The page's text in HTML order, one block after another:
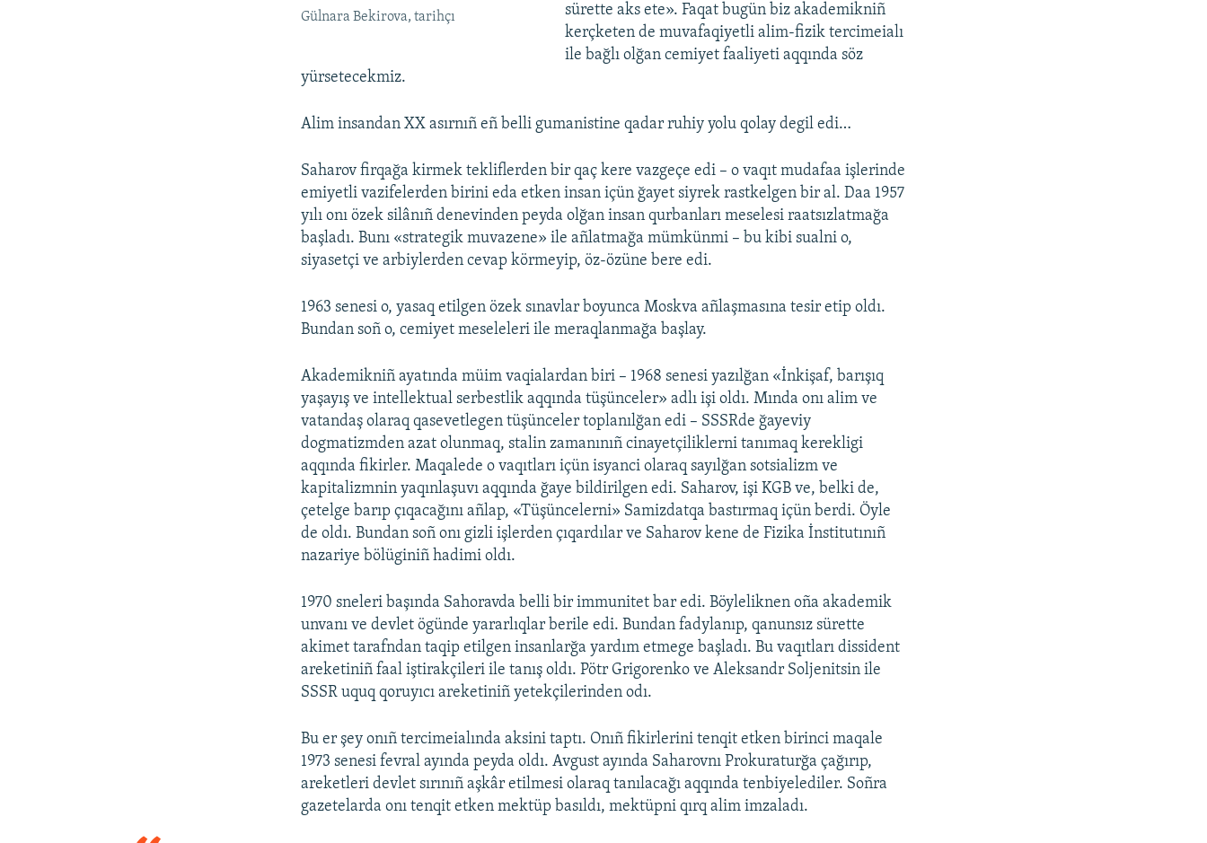
Gülnara Bekirova, tarihçı
sürette aks ete». Faqat bugün biz akademikniñ
kerçketen de muvafaqiyetli alim-fizik tercimeialı
ile bağlı olğan cemiyet faaliyeti aqqında söz
yürsetecekmiz.
Alim insandan XX asırnıñ eñ belli gumanistine qadar ruhiy yolu qolay degil edi…
Saharov firqağa kirmek tekliflerden bir qaç kere vazgeçe edi – o vaqıt mudafaa işlerinde
emiyetli vazifelerden birini eda etken insan içün ğayet siyrek rastkelgen bir al. Daa 1957
yılı onı özek silânıñ denevinden peyda olğan insan qurbanları meselesi raatsızlatmağa
başladı. Bunı «strategik muvazene» ile añlatmağa mümkünmi – bu kibi sualni o,
siyasetçi ve arbiylerden cevap körmeyip, öz-özüne bere edi.
1963 senesi o, yasaq etilgen özek sınavlar boyunca Moskva añlaşmasına tesir etip oldı.
Bundan soñ o, cemiyet meseleleri ile meraqlanmağa başlay.
Akademikniñ ayatında müim vaqialardan biri – 1968 senesi yazılğan «İnkişaf, barışıq
yaşayış ve intellektual serbestlik aqqında tüşünceler» adlı işi oldı. Mında onı alim ve
vatandaş olaraq qasevetlegen tüşünceler toplanılğan edi – SSSRde ğayeviy
dogmatizmden azat olunmaq, stalin zamanınıñ cinayetçiliklerni tanımaq kerekligi
aqqında fikirler. Maqalede o vaqıtları içün isyanci olaraq sayılğan sotsializm ve
kapitalizmnin yaqınlaşuvı aqqında ğaye bildirilgen edi. Saharov, işi KGB ve, belki de,
çetelge barıp çıqacağını añlap, «Tüşüncelerni» Samizdatqa bastırmaq içün berdi. Öyle
de oldı. Bundan soñ onı gizli işlerden çıqardılar ve Saharov kene de Fizika İnstitutınıñ
nazariye bölüginiñ hadimi oldı.
1970 sneleri başında Sahoravda belli bir immunitet bar edi. Böyleliknen oña akademik
unvanı ve devlet ögünde yararlıqlar berile edi. Bundan fadylanıp, qanunsız sürette
akimet tarafndan taqip etilgen insanlarğa yardım etmege başladı. Bu vaqıtları dissident
areketiniñ faal iştirakçileri ile tanış oldı. Pötr Grigorenko ve Aleksandr Soljenitsin ile
SSSR uquq qoruyıcı areketiniñ yetekçilerinden odı.
Bu er şey onıñ tercimeialında aksini taptı. Onıñ fikirlerini tenqit etken birinci maqale
1973 senesi fevral ayında peyda oldı. Avgust ayında Saharovnı Prokuraturğa çağırıp,
areketleri devlet sırınıñ aşkâr etilmesi olaraq tanılacağı aqqında tenbiyelediler. Soñra
gazetelarda onı tenqit etken mektüp basıldı, mektüpni qırq alim imzaladı.